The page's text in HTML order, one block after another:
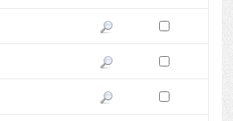
Pokaż podgląd wersji z dnia
Zaznacz wersję do
Pokaż podgląd wersji z dnia
Zaznacz wersję do
Pokaż podgląd wersji z dnia
Zaznacz wersję do